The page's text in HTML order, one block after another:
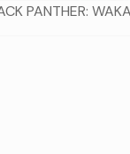
PANTHER: